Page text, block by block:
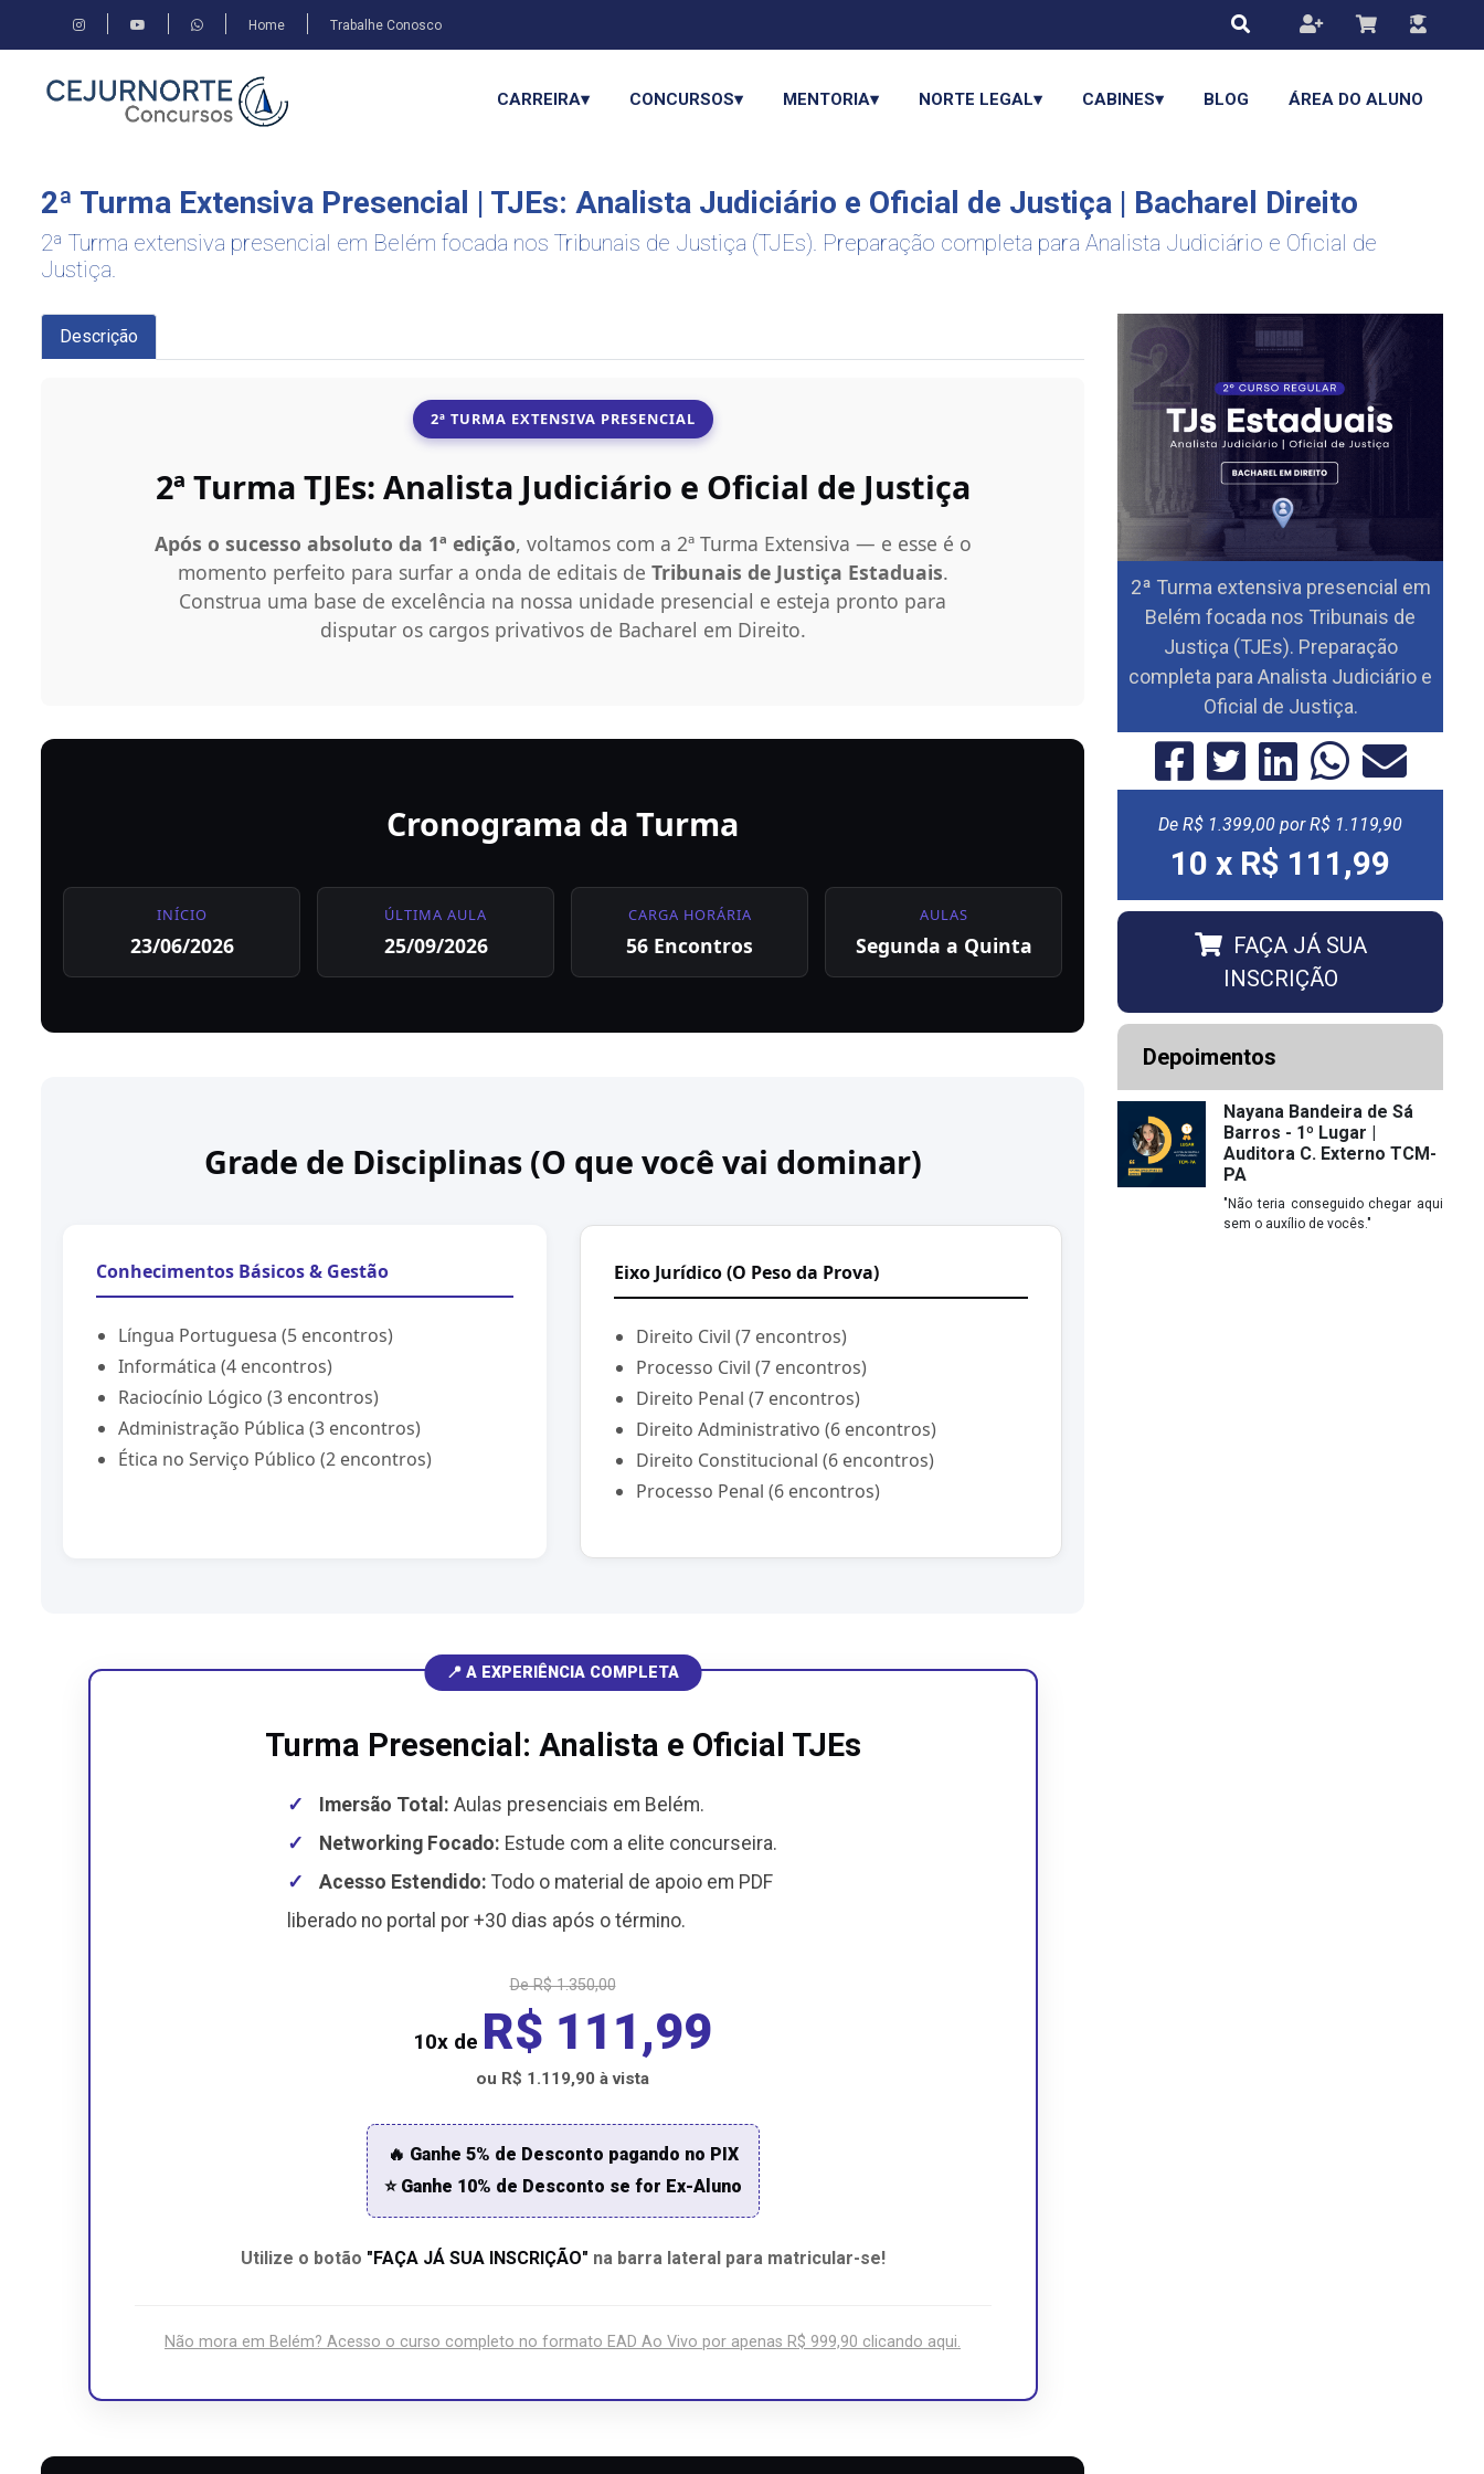
Home Trabalhe Conosco
CARREIRA▾ CONCURSOS▾ MENTORIA▾ NORTE LEGAL▾ CABINES▾ BLOG ÁREA DO ALUNO
2ª Turma Extensiva Presencial | TJEs: Analista Judiciário e Oficial de Justiça | Bacharel Direito
2ª Turma extensiva presencial em Belém focada nos Tribunais de Justiça (TJEs). Preparação completa para Analista Judiciário e Oficial de
Justiça.
Descrição
2ª TURMA EXTENSIVA PRESENCIAL
2ª Turma TJEs: Analista Judiciário e Oficial de Justiça
Após o sucesso absoluto da 1ª edição, voltamos com a 2ª Turma Extensiva — e esse é o
momento perfeito para surfar a onda de editais de Tribunais de Justiça Estaduais.
Construa uma base de excelência na nossa unidade presencial e esteja pronto para
disputar os cargos privativos de Bacharel em Direito.
Cronograma da Turma
INÍCIO
23/06/2026
ÚLTIMA AULA
25/09/2026
CARGA HORÁRIA
56 Encontros
AULAS
Segunda a Quinta
Grade de Disciplinas (O que você vai dominar)
Conhecimentos Básicos & Gestão
Língua Portuguesa (5 encontros)
Informática (4 encontros)
Raciocínio Lógico (3 encontros)
Administração Pública (3 encontros)
Ética no Serviço Público (2 encontros)
Eixo Jurídico (O Peso da Prova)
Direito Civil (7 encontros)
Processo Civil (7 encontros)
Direito Penal (7 encontros)
Direito Administrativo (6 encontros)
Direito Constitucional (6 encontros)
Processo Penal (6 encontros)
📍 A EXPERIÊNCIA COMPLETA
Turma Presencial: Analista e Oficial TJEs
✓ Imersão Total: Aulas presenciais em Belém.
✓
Networking Focado: Estude com a elite concurseira.
✓
Acesso Estendido: Todo o material de apoio em PDF
liberado no portal por +30 dias após o término.
De R$ 1.350,00
10x de R$ 111,99
ou R$ 1.119,90 à vista
🔥 Ganhe 5% de Desconto pagando no PIX
⭐ Ganhe 10% de Desconto se for Ex-Aluno
Utilize o botão "FAÇA JÁ SUA INSCRIÇÃO" na barra lateral para matricular-se!
Não mora em Belém? Acesso o curso completo no formato EAD Ao Vivo por apenas R$ 999,90 clicando aqui.
2ª Turma extensiva presencial em
Belém focada nos Tribunais de
Justiça (TJEs). Preparação
completa para Analista Judiciário e
Oficial de Justiça.
De R$ 1.399,00 por R$ 1.119,90
10 x R$ 111,99
FAÇA JÁ SUA
INSCRIÇÃO
Depoimentos
Nayana Bandeira de Sá
Barros - 1º Lugar |
Auditora C. Externo TCM-
PA
"Não teria conseguido chegar aqui
sem o auxílio de vocês."